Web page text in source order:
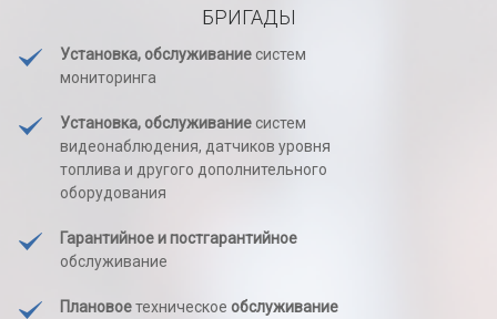
БРИГАДЫ
Установка, обслуживание систем
мониторинга
Установка, обслуживание систем
видеонаблюдения, датчиков уровня
топлива и другого дополнительного
оборудования
Гарантийное и постгарантийное
обслуживание
Плановоетехническое обслуживание